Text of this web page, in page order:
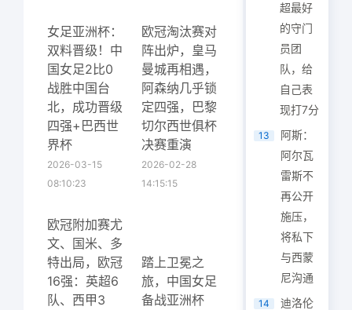
女足亚洲杯：
双料晋级！中
国女足2比0
战胜中国台
北，成功晋级
四强+巴西世
界杯
2026-03-15
08:10:23
欧冠淘汰赛对
阵出炉，皇马
曼城再相遇，
阿森纳几乎锁
定四强，巴黎
切尔西世俱杯
决赛重演
2026-02-28
14:15:15
欧冠附加赛尤
文、国米、多
特出局，欧冠
16强：英超6
队、西甲3
踏上卫冕之
旅，中国女足
备战亚洲杯
超最好
的守门
员团
队，给
自己表
现打7分
13
阿斯：
阿尔瓦
雷斯不
再公开
施压，
将私下
与西蒙
尼沟通
14
迪洛伦